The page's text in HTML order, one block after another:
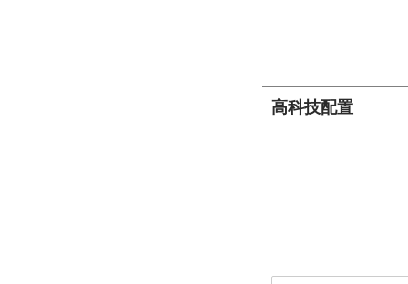
高科技配置